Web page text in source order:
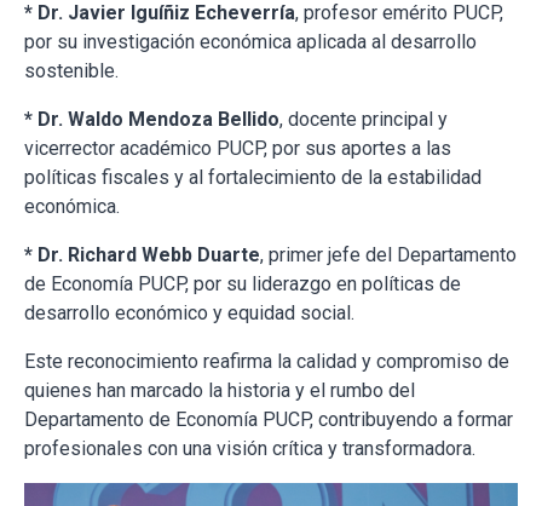
* Dr. Javier Iguíñiz Echeverría, profesor emérito PUCP,
por su investigación económica aplicada al desarrollo
sostenible.
* Dr. Waldo Mendoza Bellido, docente principal y
vicerrector académico PUCP, por sus aportes a las
políticas fiscales y al fortalecimiento de la estabilidad
económica.
* Dr. Richard Webb Duarte, primer jefe del Departamento
de Economía PUCP, por su liderazgo en políticas de
desarrollo económico y equidad social.
Este reconocimiento reafirma la calidad y compromiso de
quienes han marcado la historia y el rumbo del
Departamento de Economía PUCP, contribuyendo a formar
profesionales con una visión crítica y transformadora.